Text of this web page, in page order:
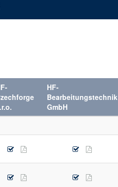
HF-
Bearbeitungstechnik
GmbH